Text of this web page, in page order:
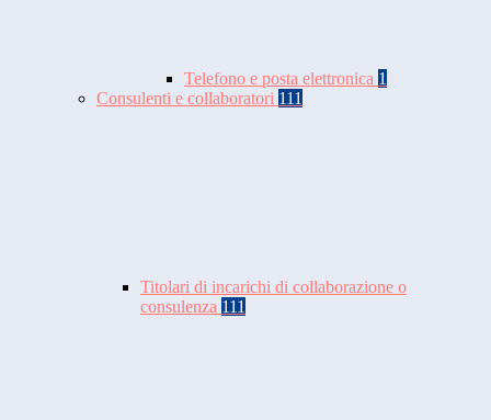
Telefono e posta elettronica 1
Consulenti e collaboratori 111
Titolari di incarichi di collaborazione o
consulenza 111